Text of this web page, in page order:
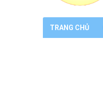
TRANG CHỦ